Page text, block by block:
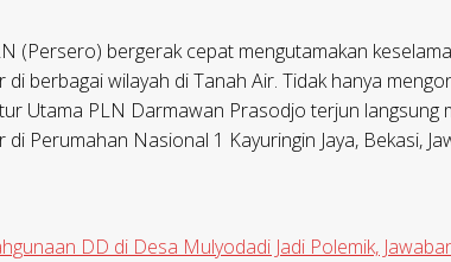
(Persero) bergerak cepat mengutamakan
di berbagai wilayah di Tanah Air. Tidak hanya
Utama PLN Darmawan Prasodjo terjun langsung
Perumahan Nasional 1 Kayuringin Jaya, Bekasi,
DD di Desa Mulyodadi Jadi Polemik,